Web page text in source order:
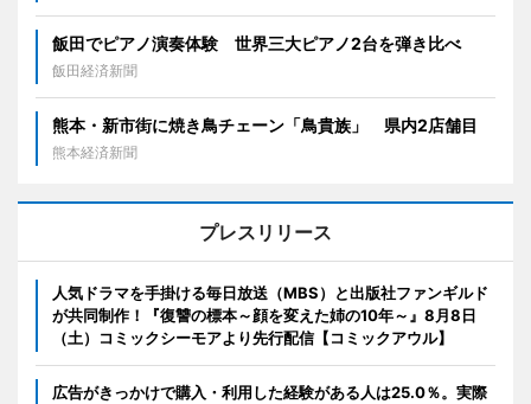
飯田でピアノ演奏体験 世界三大ピアノ2台を弾き比べ
飯田経済新聞
熊本・新市街に焼き鳥チェーン「鳥貴族」 県内2店舗目
熊本経済新聞
プレスリリース
人気ドラマを手掛ける毎日放送（MBS）と出版社ファンギルド
が共同制作！『復讐の標本～顔を変えた姉の10年～』8月8日
（土）コミックシーモアより先行配信【コミックアウル】
広告がきっかけで購入・利用した経験がある人は25.0％。実際